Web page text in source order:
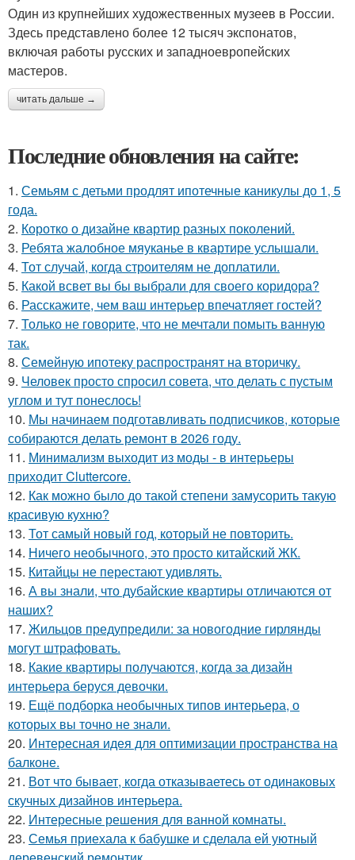
Один из крупнейших художественных музеев в России.
Здесь представлено более 12 тысяч экспонатов,
включая работы русских и западноевропейских
мастеров.
читать дальше →
Последние обновления на сайте:
1. Семьям с детьми продлят ипотечные каникулы до 1, 5
года.
2. Коротко о дизайне квартир разных поколений.
3. Ребята жалобное мяуканье в квартире услышали.
4. Тот случай, когда строителям не доплатили.
5. Какой всвет вы бы выбрали для своего коридора?
6. Расскажите, чем ваш интерьер впечатляет гостей?
7. Только не говорите, что не мечтали помыть ванную
так.
8. Семейную ипотеку распространят на вторичку.
9. Человек просто спросил совета, что делать с пустым
углом и тут понеслось!
10. Мы начинаем подготавливать подписчиков, которые
собираются делать ремонт в 2026 году.
11. Минимализм выходит из моды - в интерьеры
приходит Cluttercore.
12. Как можно было до такой степени замусорить такую
красивую кухню?
13. Тот самый новый год, который не повторить.
14. Ничего необычного, это просто китайский ЖК.
15. Китайцы не перестают удивлять.
16. А вы знали, что дубайские квартиры отличаются от
наших?
17. Жильцов предупредили: за новогодние гирлянды
могут штрафовать.
18. Какие квартиры получаются, когда за дизайн
интерьера беруся девочки.
19. Ещё подборка необычных типов интерьера, о
которых вы точно не знали.
20. Интересная идея для оптимизации пространства на
балконе.
21. Вот что бывает, когда отказываетесь от одинаковых
скучных дизайнов интерьера.
22. Интересные решения для ванной комнаты.
23. Семья приехала к бабушке и сделала ей уютный